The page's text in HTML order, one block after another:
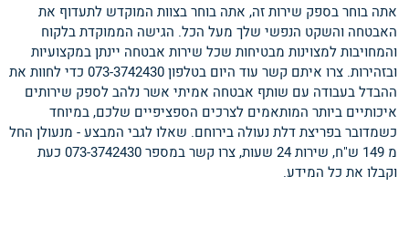
אתה בוחר בספק שירות זה, אתה בוחר בצוות המוקדש לתעדוף את
האבטחה והשקט הנפשי שלך מעל הכל. הגישה הממוקדת בלקוח
והמחויבות למצוינות מבטיחות שכל שירות אבטחה יינתן במקצועיות
ובזהירות. צרו איתם קשר עוד היום בטלפון 073-3742430 כדי לחוות את
ההבדל בעבודה עם שותף אבטחה אמיתי אשר נלהב לספק שירותים
איכותיים ביותר המותאמים לצרכים הספציפיים שלכם, במיוחד
כשמדובר בפריצת דלת נעולה בירוחם. שאלו לגבי המבצע - מנעולן החל
מ 149 ש"ח, שירות 24 שעות, צרו קשר במספר 073-3742430 כעת
וקבלו את כל המידע.